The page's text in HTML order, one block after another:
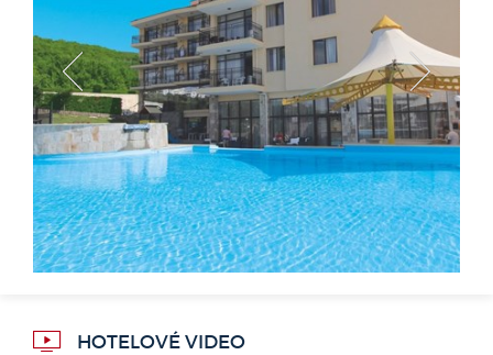
< >
HOTELOVÉ VIDEO